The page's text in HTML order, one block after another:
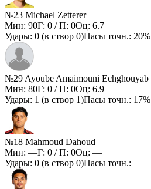
№23 Michael Zetterer
Мин: 90Г: 0 / П: 0Оц: 6.7
Удары: 0 (в створ 0)Пасы точн.: 20%
№29 Ayoube Amaimouni Echghouyab
Мин: 80Г: 0 / П: 0Оц: 6.9
Удары: 1 (в створ 1)Пасы точн.: 17%
№18 Mahmoud Dahoud
Мин: —Г: 0 / П: 0Оц: —
Удары: 0 (в створ 0)Пасы точн.: —